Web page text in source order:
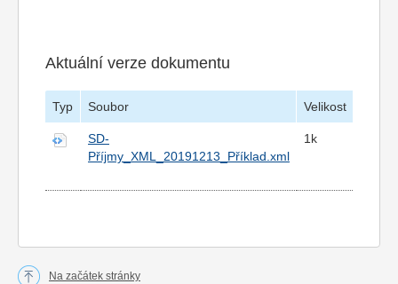
Aktuální verze dokumentu
Typ Soubor Velikost
SD-
Příjmy_XML_20191213_Příklad.xml
1k
Na začátek stránky